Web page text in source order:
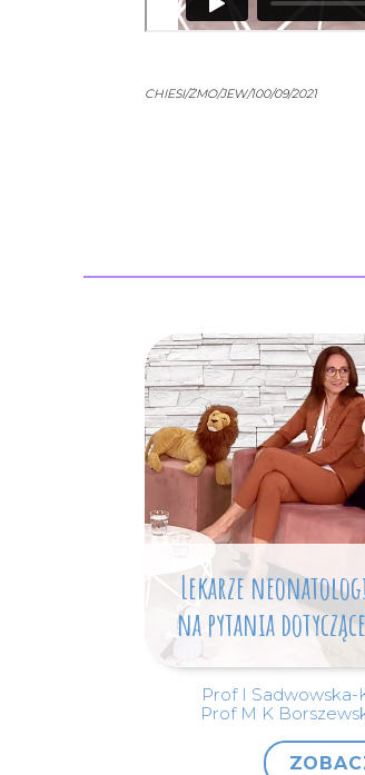
CHIESI/ŻMO/JEW/100/09/2021
Lekarze
na pytania
Prof I Sadwowska-
Prof M K